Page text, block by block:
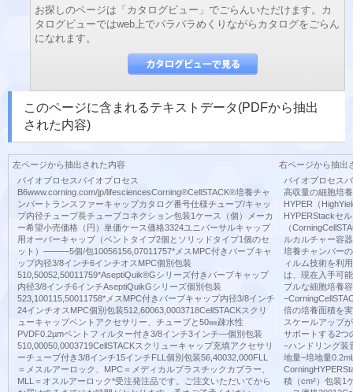
お探しのページは「カタログビュー」でごらんいただけます。カ
タログビューではweb上でパラパラめくりながらカタログをごらん
になれます。
このページに含まれるテキストデータ(PDFから抽出
された内容)
左ページから抽出された内容
バイオプロセスバイオプロセス
B6www.corning.com/jp/lifesciencesCorning®CellSTACK®培養チャ
ンバートランスファーキャップカタログ番号仕様チューブ/キャッ
プ内径チューブ長チューブコネクション包装1ケース（個）メーカ
ー希望小売価格（円）単価ケース価格3324ユニバーサルキャップ
用オーバーキャップ（ベントタイプ2個とソリッドタイプ1個のセ
ット）―――5個/包10056156,07011757*メスMPC付きバーブキャ
ップ内径3/8インチ6インチオスMPC個別包装
510,50052,50011759*AseptiQuik®Gシリーズ付きバーブキャップ
内径3/8インチ6インチAseptiQuikGシリーズ個別包装
523,100115,50011758*メスMPC付きバーブキャップ内径3/8インチ
24インチオスMPC個別包装512,60063,0003718CellSTACKスクリ
ューキャップベントアクセサリー、チューブと50㎜疎水性
PVDF0.2µmベントフィルター付き3/8インチ3インチ―個別包装
510,00050,0003719CellSTACKスクリューキャップ充填アクセサリ
ーチューブ付き3/8インチ15インチFLL個別包装56,40032,000FLL
＝メスルアーロック、MPC＝メディカルプラスチックカプラー、
MLL＝オスルアーロック*受注発注品です。ご注文いただいてから
右ページから抽出
バイオプロセス
高収量の細胞培
HYPER（
HYPERStackセ
（
ルカルチャー容
培養チャンバー
ィルム技術を利
は、現在入手可
ブルな細胞培養
倍の培養面積を
スケールアップ
サポートする2つ
−ハンドリング装
地量−培地量
積（cm²）包装1